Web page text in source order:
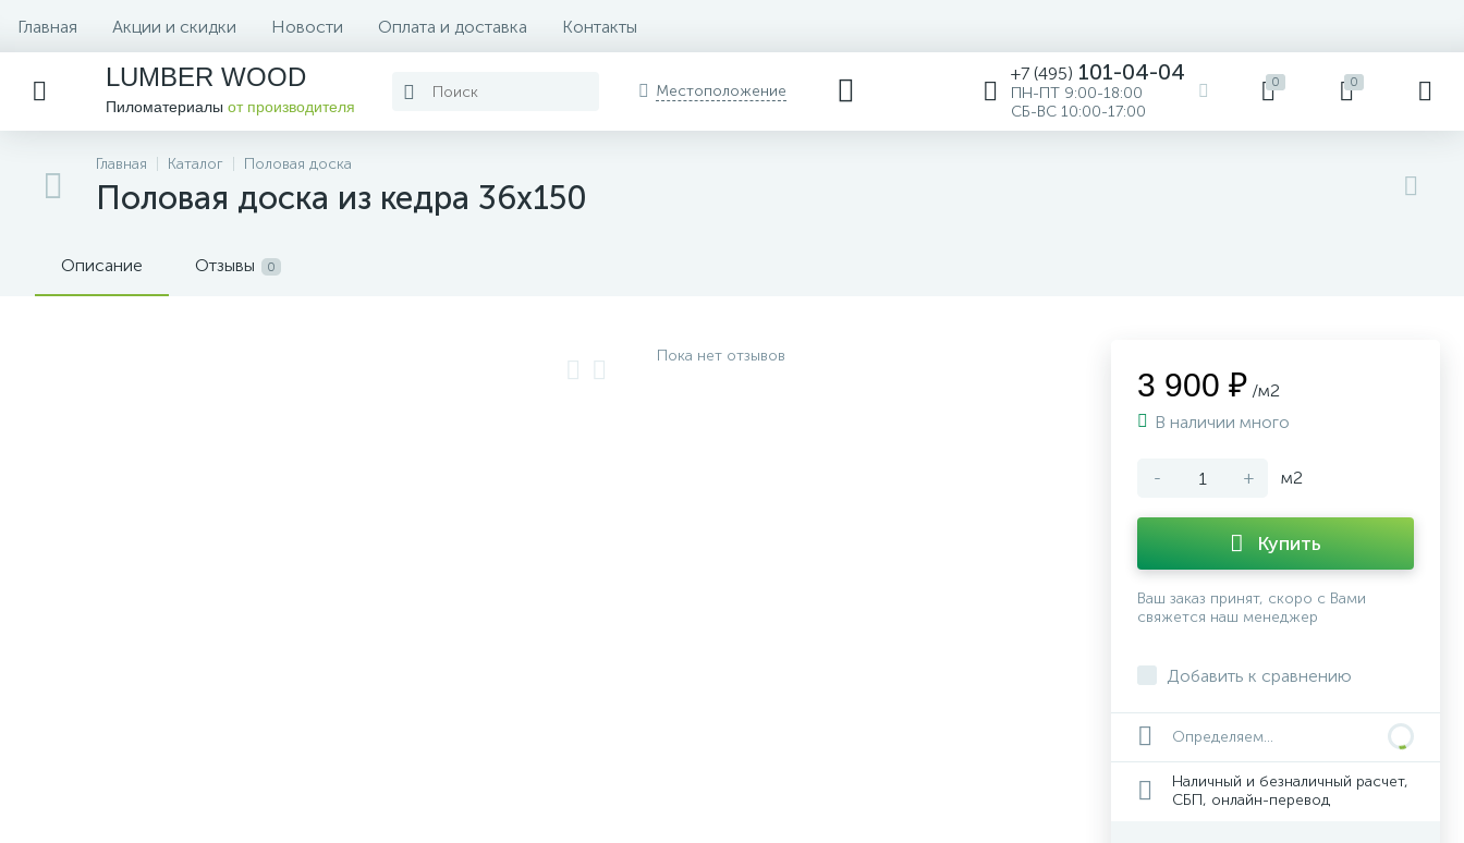
Главная Акции и скидки Новости Оплата и доставка Контакты
LUMBER WOOD
Пиломатериалы от производителя
Местоположение
+7 (495) 101-04-04
ПН-ПТ 9:00-18:00
СБ-ВС 10:00-17:00
0 0
Главная Каталог Половая доска
Половая доска из кедра 36х150
Описание Отзывы 0
Пока нет отзывов
3 900 ₽ /м2
В наличии много
- + м2
Купить
Ваш заказ принят, скоро с Вами
свяжется наш менеджер
Добавить к сравнению
Определяем...
Наличный и безналичный расчет,
СБП, онлайн-перевод